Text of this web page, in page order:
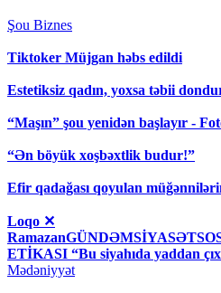
Şou Biznes
Tiktoker Müjgan həbs edildi
Estetiksiz qadın, yoxsa təbii
“Maşın” şou yenidən başlayır -
“Ən böyük xoşbəxtlik budur!”
Efir qadağası qoyulan
Loqo ✕
ETİKASI “Bu siyahıda yaddan
Mədəniyyət